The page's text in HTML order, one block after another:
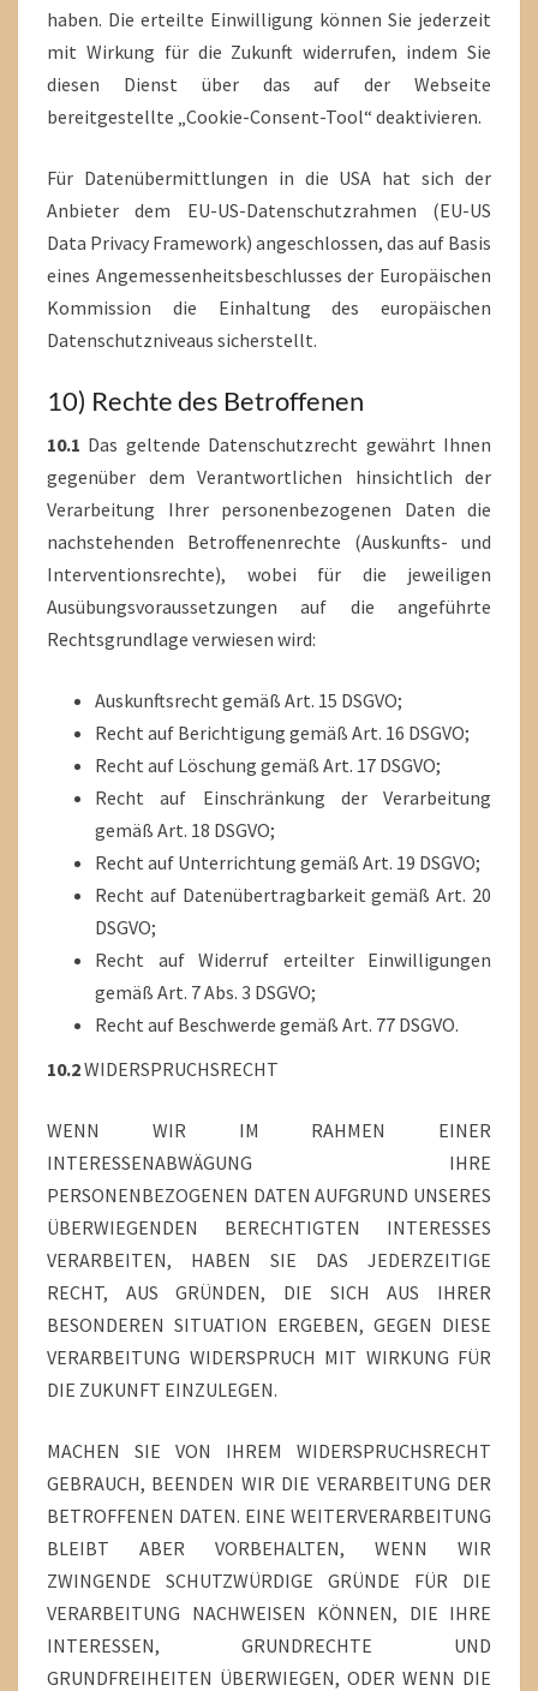
haben. Die erteilte Einwilligung können Sie jederzeit
mit Wirkung für die Zukunft widerrufen, indem Sie
diesen Dienst über das auf der Webseite
bereitgestellte „Cookie-Consent-Tool“ deaktivieren.
Für Datenübermittlungen in die USA hat sich der
Anbieter dem EU-US-Datenschutzrahmen (EU-US
Data Privacy Framework) angeschlossen, das auf Basis
eines Angemessenheitsbeschlusses der Europäischen
Kommission die Einhaltung des europäischen
Datenschutzniveaus sicherstellt.
10) Rechte des Betroffenen
10.1 Das geltende Datenschutzrecht gewährt Ihnen
gegenüber dem Verantwortlichen hinsichtlich der
Verarbeitung Ihrer personenbezogenen Daten die
nachstehenden Betroffenenrechte (Auskunfts- und
Interventionsrechte), wobei für die jeweiligen
Ausübungsvoraussetzungen auf die angeführte
Rechtsgrundlage verwiesen wird:
Auskunftsrecht gemäß Art. 15 DSGVO;
Recht auf Berichtigung gemäß Art. 16 DSGVO;
Recht auf Löschung gemäß Art. 17 DSGVO;
Recht auf Einschränkung der Verarbeitung
gemäß Art. 18 DSGVO;
Recht auf Unterrichtung gemäß Art. 19 DSGVO;
Recht auf Datenübertragbarkeit gemäß Art. 20
DSGVO;
Recht auf Widerruf erteilter Einwilligungen
gemäß Art. 7 Abs. 3 DSGVO;
Recht auf Beschwerde gemäß Art. 77 DSGVO.
10.2WIDERSPRUCHSRECHT
WENN WIR IM RAHMEN EINER
INTERESSENABWÄGUNG IHRE
PERSONENBEZOGENEN DATEN AUFGRUND UNSERES
ÜBERWIEGENDEN BERECHTIGTEN INTERESSES
VERARBEITEN, HABEN SIE DAS JEDERZEITIGE
RECHT, AUS GRÜNDEN, DIE SICH AUS IHRER
BESONDEREN SITUATION ERGEBEN, GEGEN DIESE
VERARBEITUNG WIDERSPRUCH MIT WIRKUNG FÜR
DIE ZUKUNFT EINZULEGEN.
MACHEN SIE VON IHREM WIDERSPRUCHSRECHT
GEBRAUCH, BEENDEN WIR DIE VERARBEITUNG DER
BETROFFENEN DATEN. EINE WEITERVERARBEITUNG
BLEIBT ABER VORBEHALTEN, WENN WIR
ZWINGENDE SCHUTZWÜRDIGE GRÜNDE FÜR DIE
VERARBEITUNG NACHWEISEN KÖNNEN, DIE IHRE
INTERESSEN, GRUNDRECHTE UND
GRUNDFREIHEITEN ÜBERWIEGEN, ODER WENN DIE